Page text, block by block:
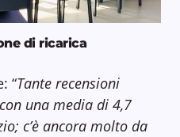
di ricarica
“Tante recensioni
una media di 4,7
c’è ancora molto da